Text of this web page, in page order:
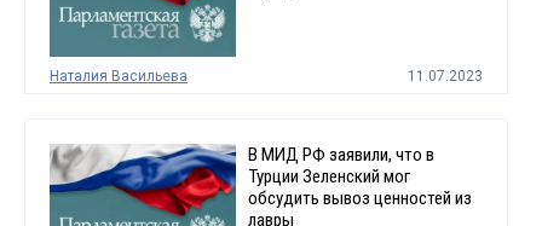
Наталия Васильева 11.07.2023
В МИД РФ заявили, что в
Турции Зеленский мог
обсудить вывоз ценностей из
лавры